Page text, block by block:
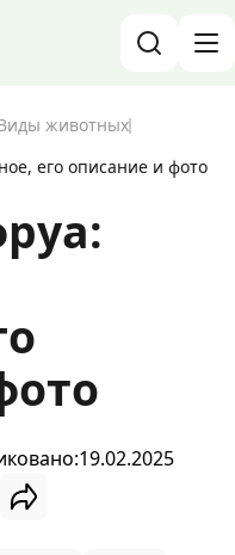
животных
его описание и фото
19.02.2025